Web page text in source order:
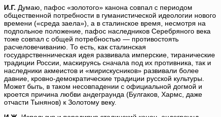
И.Г. Думаю, пафос «золотого» канона совпал с периодом
общественной потребности в гуманистической идеологии нового
времени («среда заела»), а в сталинское время, несмотря на
подпольное положение, пафос наследников Серебряного века
тоже совпал с общей потребностью — противостоять
расчеловечиванию. То есть, как сталинская
государственническая идея развивала имперские, тиранические
традиции России, маскируясь сначала под их противника, так и
наследники акмеистов и «мирискусников» развивали более
давние, кровно-демократические традиции русской культуры.
Может быть, в таком несовпадении с официальной догмой и
кроется причина любви андеграунда (Булгаков, Хармс, даже
отчасти Тынянов) к Золотому веку.